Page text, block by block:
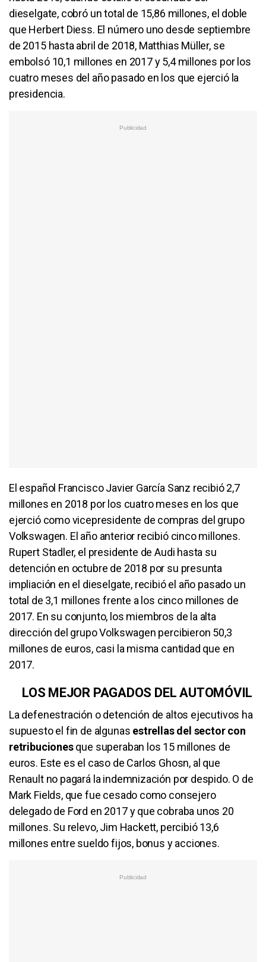
dieselgate, cobró un total de 15,86 millones, el doble
que Herbert Diess. El número uno desde septiembre
de 2015 hasta abril de 2018, Matthias Müller, se
embolsó 10,1 millones en 2017 y 5,4 millones por los
cuatro meses del año pasado en los que ejerció la
presidencia.
El español Francisco Javier García Sanz recibió 2,7
millones en 2018 por los cuatro meses en los que
ejerció como vicepresidente de compras del grupo
Volkswagen. El año anterior recibió cinco millones.
Rupert Stadler, el presidente de Audi hasta su
detención en octubre de 2018 por su presunta
impliación en el dieselgate, recibió el año pasado un
total de 3,1 millones frente a los cinco millones de
2017. En su conjunto, los miembros de la alta
dirección del grupo Volkswagen percibieron 50,3
millones de euros, casi la misma cantidad que en
2017.
LOS MEJOR PAGADOS DEL AUTOMÓVIL
La defenestración o detención de altos ejecutivos ha
supuesto el fin de algunas estrellas del sector con
retribucionesque superaban los 15 millones de
euros. Este es el caso de Carlos Ghosn, al que
Renault no pagará la indemnización por despido. O de
Mark Fields, que fue cesado como consejero
delegado de Ford en 2017 y que cobraba unos 20
millones. Su relevo, Jim Hackett, percibió 13,6
millones entre sueldo fijos, bonus y acciones.